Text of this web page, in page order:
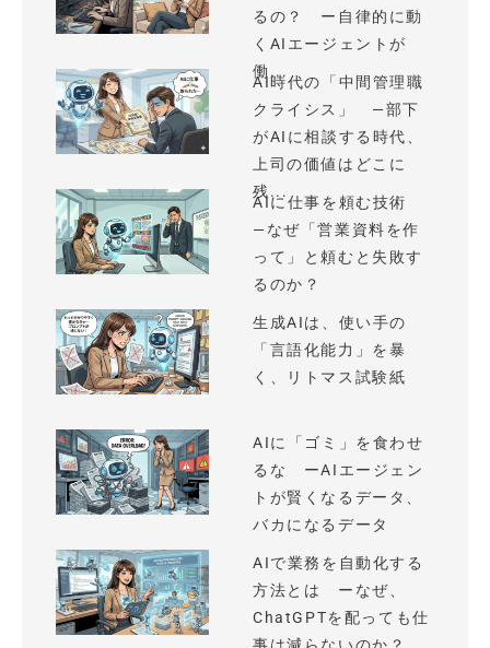
るの？ ー自律的に動
くAIエージェントが
働...
AI時代の「中間管理職
クライシス」 —部下
がAIに相談する時代、
上司の価値はどこに
残...
AIに仕事を頼む技術
—なぜ「営業資料を作
って」と頼むと失敗す
るのか？
生成AIは、使い手の
「言語化能力」を暴
く、リトマス試験紙
AIに「ゴミ」を食わせ
るな ーAIエージェン
トが賢くなるデータ、
バカになるデータ
AIで業務を自動化する
方法とは ーなぜ、
ChatGPTを配っても仕